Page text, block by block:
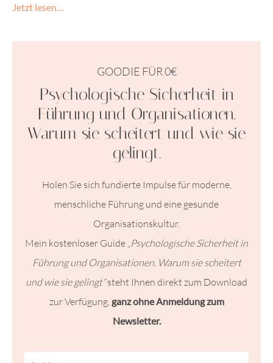
Jetzt lesen…
GOODIE FÜR 0€
Psychologische Sicherheit in
Führung und Organisationen.
Warum sie scheitert und wie sie
gelingt.
Holen Sie sich fundierte Impulse für moderne,
menschliche Führung und eine gesunde
Organisationskultur.
Mein kostenloser Guide „Psychologische Sicherheit in
Führung und Organisationen. Warum sie scheitert
und wie sie gelingt“steht Ihnen direkt zum Download
zur Verfügung, ganz ohne Anmeldung zum
Newsletter.